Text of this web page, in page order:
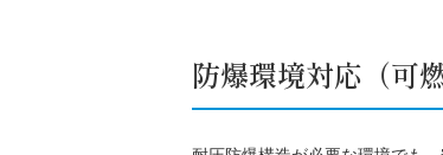
防爆環境対応 （可